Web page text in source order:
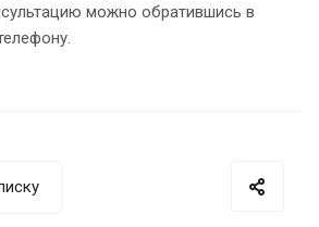
можно обратившись в